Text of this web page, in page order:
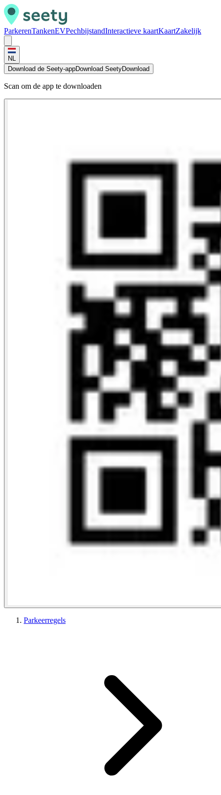
ParkerenTankenEVPechbijstandInteractieve kaartKaartZakelijk
NL
Download de Seety-appDownload SeetyDownload
Scan om de app te downloaden
Parkeerregels